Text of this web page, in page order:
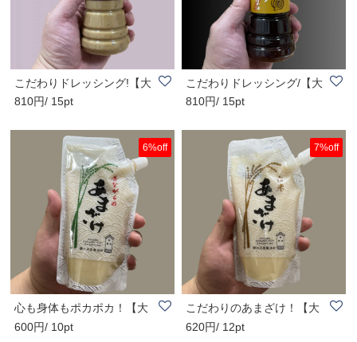
こだわりドレッシング!【大
正屋醤油店】..
810円/ 15pt
こだわりドレッシング/【大
正屋醤油店】..
810円/ 15pt
6%off
心も身体もポカポカ！【大
正屋醤油店】昔..
600円/ 10pt
7%off
こだわりのあまざけ！【大
正屋醤油店】玄..
620円/ 12pt